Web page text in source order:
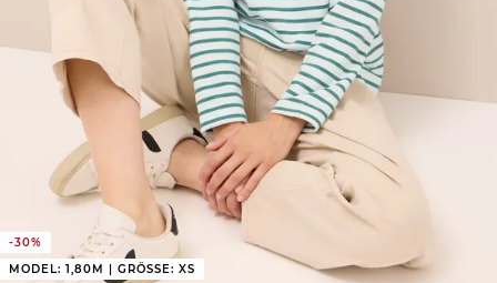
-30%
MODEL: 1,80M | GRÖSSE: XS